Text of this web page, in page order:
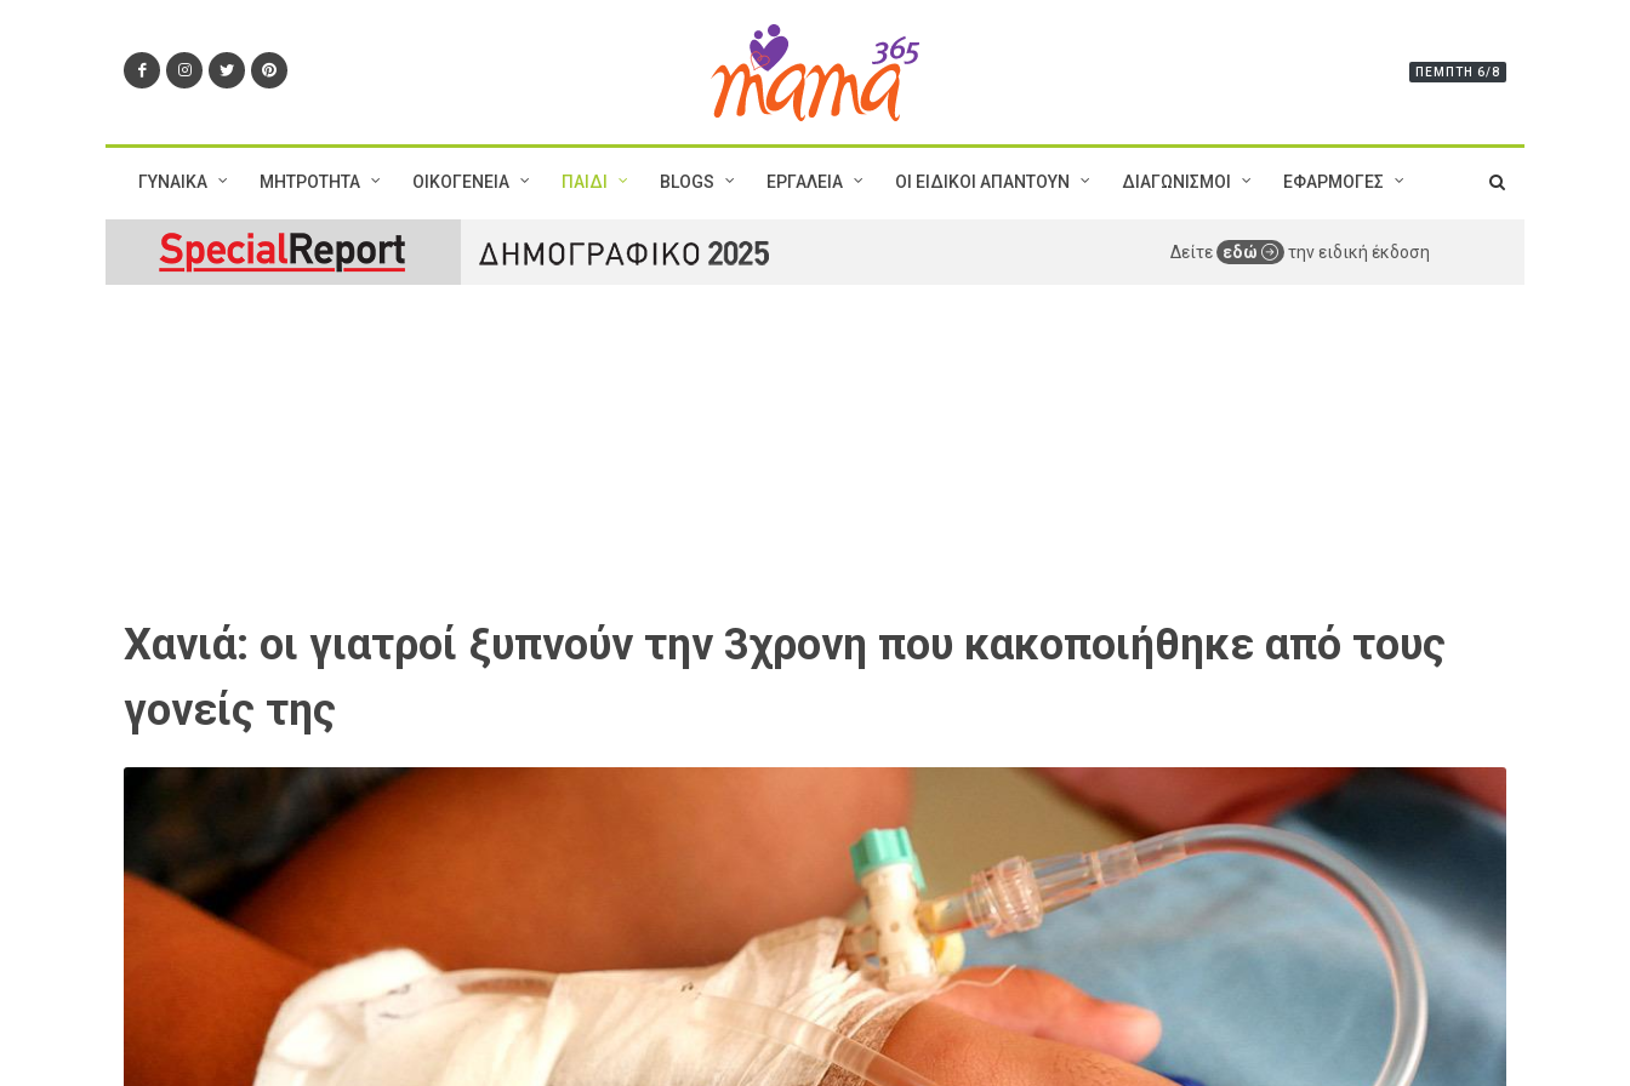
ΠΈΜΠΤΗ 6/8
ΓΥΝΑΙΚΑ ΜΗΤΡΟΤΗΤΑ ΟΙΚΟΓΕΝΕΙΑ ΠΑΙΔΙ BLOGS ΕΡΓΑΛΕΙΑ ΟΙ ΕΙΔΙΚΟΙ ΑΠΑΝΤΟΥΝ ΔΙΑΓΩΝΙΣΜΟΙ ΕΦΑΡΜΟΓΕΣ
Δείτε εδώ την ειδική έκδοση
Χανιά: οι γιατροί ξυπνούν την 3χρονη που κακοποιήθηκε από τους
γονείς της